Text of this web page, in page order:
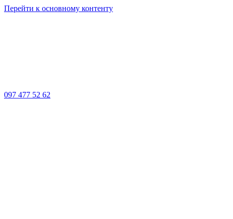
Перейти к основному контенту
097 477 52 62